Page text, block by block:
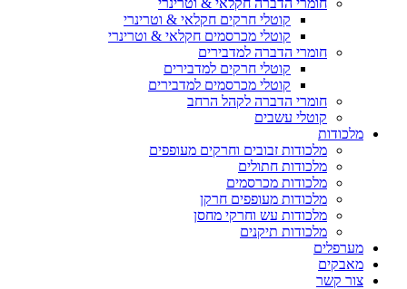
חומרי הדברה חקלאי & וטרינרי
קוטלי חרקים חקלאי & וטרינרי
קוטלי מכרסמים חקלאי & וטרינרי
חומרי הדברה למדבירים
קוטלי חרקים למדבירים
קוטלי מכרסמים למדבירים
חומרי הדברה לקהל הרחב
קוטלי עשבים
מלכודות
מלכודות זבובים וחרקים מעופפים
מלכודות חתולים
מלכודות מכרסמים
מלכודות מעופפים חרקן
מלכודות עש וחרקי מחסן
מלכודות תיקנים
מערפלים
מאבקים
צור קשר